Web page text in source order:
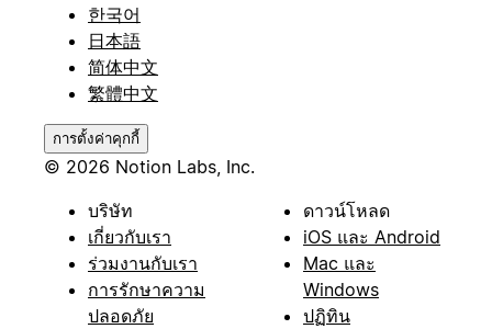
한국어
日本語
简体中文
繁體中文
การตั้งค่าคุกกี้
© 2026 Notion Labs, Inc.
บริษัท
เกี่ยวกับเรา
ร่วมงานกับเรา
การรักษาความ
ปลอดภัย
ดาวน์โหลด
iOS และ Android
Mac และ
Windows
ปฏิทิน